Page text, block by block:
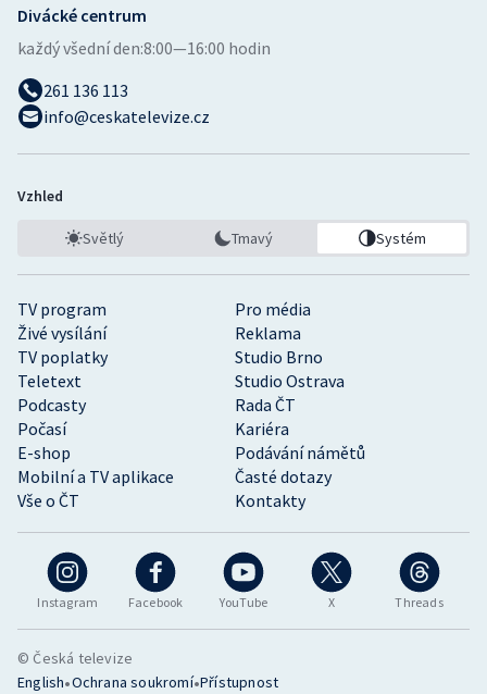
Instagram Facebook YouTube X Threads
TV program
Pro média
Živé vysílání
Reklama
TV poplatky
Studio Brno
Teletext
Studio Ostrava
Podcasty
Rada ČT
Počasí
Kariéra
E-shop
Podávání námětů
Mobilní a TV aplikace
Časté dotazy
Vše o ČT
Kontakty
Divácké centrum
každý všední den:8:00—16:00 hodin
261 136 113
info@ceskatelevize.cz
Vzhled
Světlý Tmavý Systém
© Česká televize
English•Ochrana soukromí•Přístupnost